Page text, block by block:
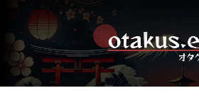
content